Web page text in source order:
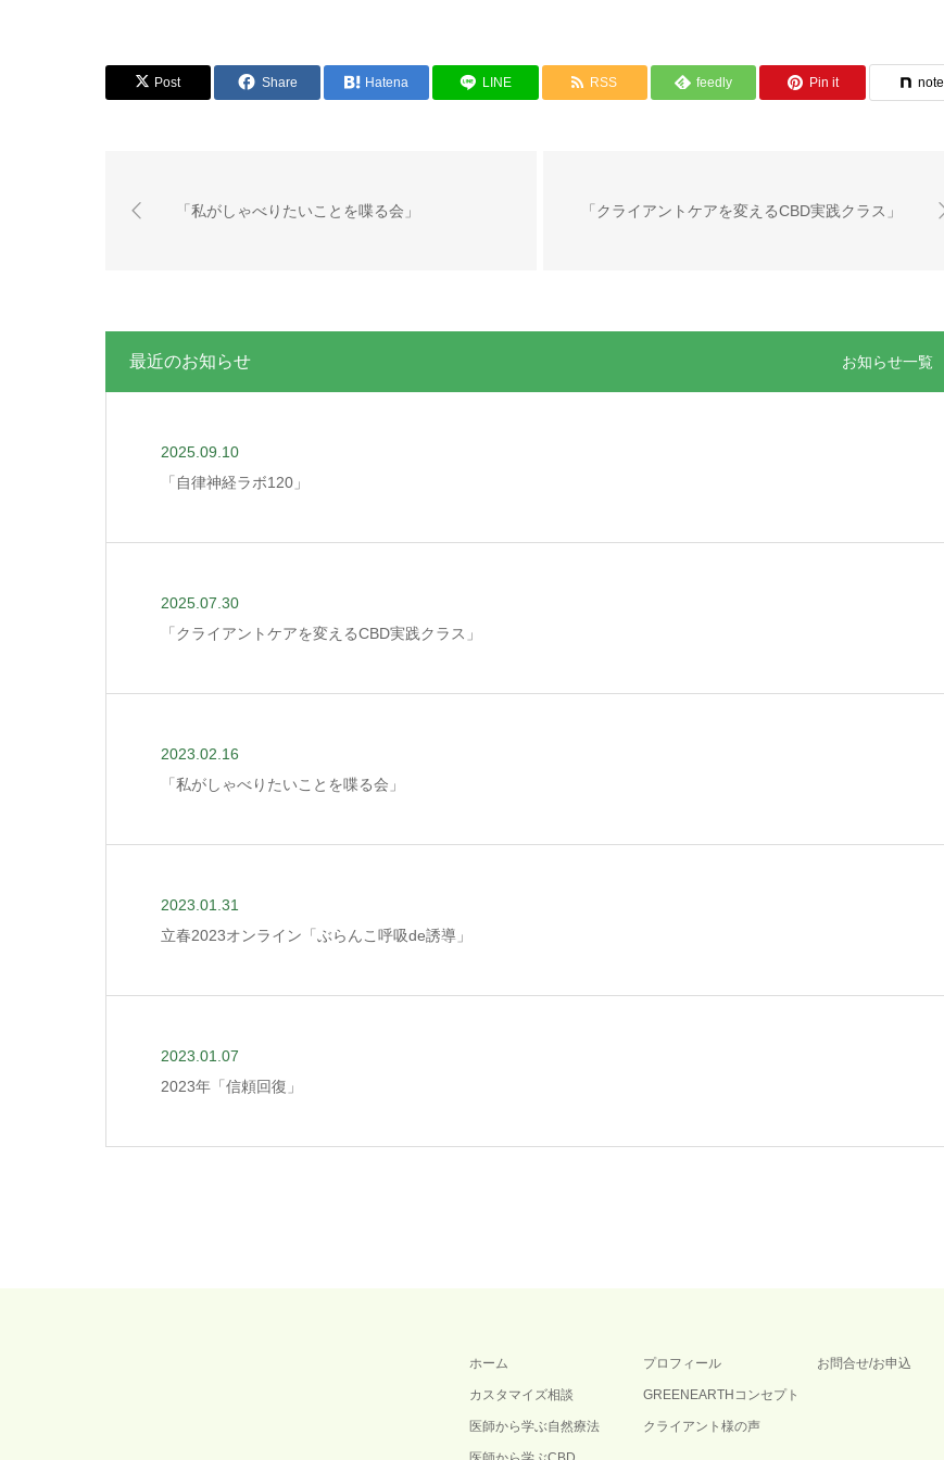
Post Share Hatena LINE RSS feedly Pin it note
「私がしゃべりたいことを喋る会」 「クライアントケアを変えるCBD実践クラス」
最近のお知らせ お知らせ一覧
2025.09.10
「自律神経ラボ120」
2025.07.30
「クライアントケアを変えるCBD実践クラス」
2023.02.16
「私がしゃべりたいことを喋る会」
2023.01.31
立春2023オンライン「ぶらんこ呼吸de誘導」
2023.01.07
2023年「信頼回復」
ホーム
カスタマイズ相談
医師から学ぶ自然療法
プロフィール
GREENEARTHコンセプト
クライアント様の声
お問合せ/お申込